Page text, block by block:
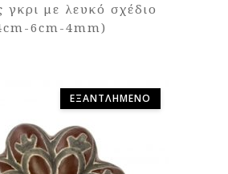
γκρι με λευκό σχέδιο
6cm-4mm)
ΕΞΑΝΤΛΗΜΈΝΟ